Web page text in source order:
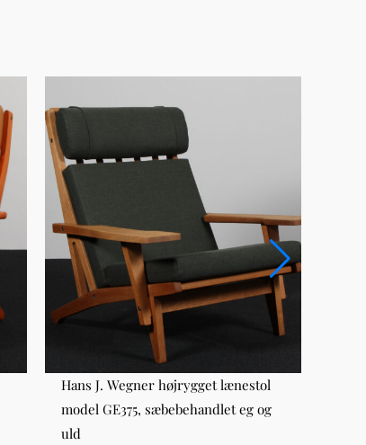
Hans J. Wegner højrygget lænestol
model GE375, sæbebehandlet eg og
uld